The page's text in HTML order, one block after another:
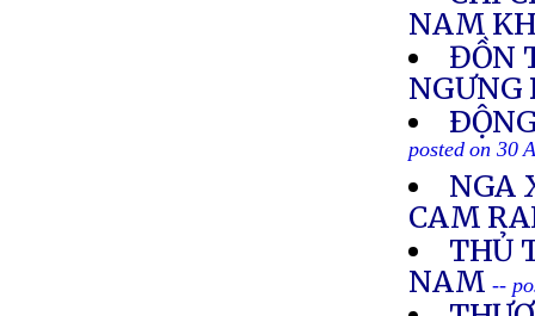
NAM
ĐỒN
posted on 30
NGA
CAM
THỦ
NAM--